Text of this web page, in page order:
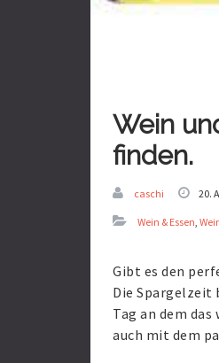
Wein
finden.
caschi 20.
Wein & Essen,
Gibt es den
Die Spargelzeit
Tag an dem
auch mit dem